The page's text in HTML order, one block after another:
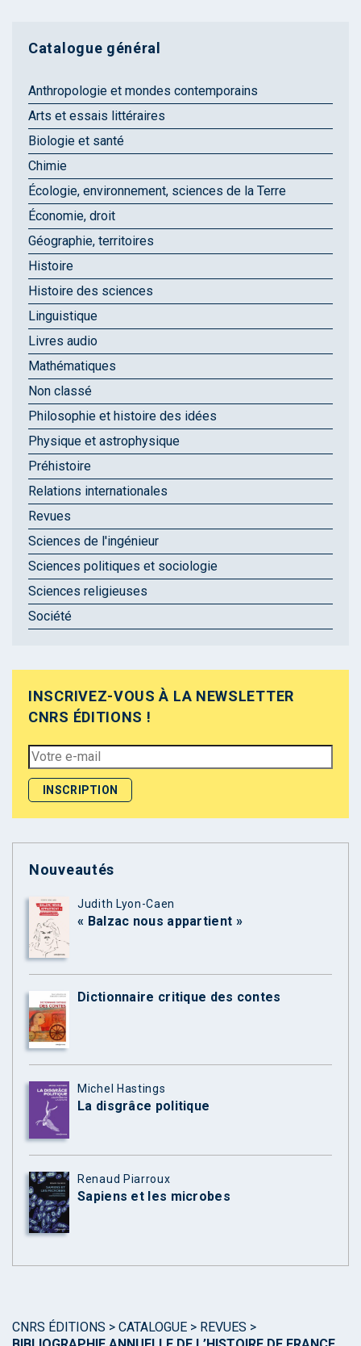
Catalogue général
Anthropologie et mondes contemporains
Arts et essais littéraires
Biologie et santé
Chimie
Écologie, environnement, sciences de la Terre
Économie, droit
Géographie, territoires
Histoire
Histoire des sciences
Linguistique
Livres audio
Mathématiques
Non classé
Philosophie et histoire des idées
Physique et astrophysique
Préhistoire
Relations internationales
Revues
Sciences de l'ingénieur
Sciences politiques et sociologie
Sciences religieuses
Société
INSCRIVEZ-VOUS À LA NEWSLETTER
CNRS ÉDITIONS !
Nouveautés
Judith Lyon-Caen
« Balzac nous appartient »
Dictionnaire critique des contes
Michel Hastings
La disgrâce politique
Renaud Piarroux
Sapiens et les microbes
CNRS ÉDITIONS > CATALOGUE > REVUES >